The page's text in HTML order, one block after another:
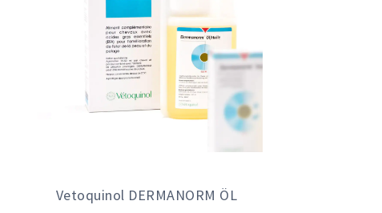
Vetoquinol DERMANORM ÖL